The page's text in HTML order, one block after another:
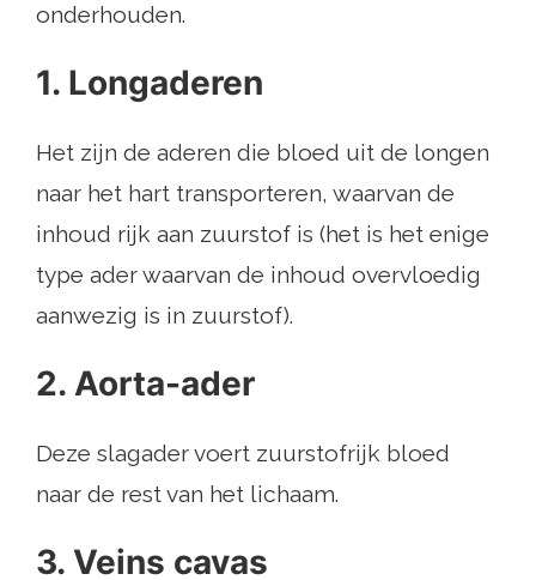
onderhouden.
1. Longaderen
Het zijn de aderen die bloed uit de longen
naar het hart transporteren, waarvan de
inhoud rijk aan zuurstof is (het is het enige
type ader waarvan de inhoud overvloedig
aanwezig is in zuurstof).
2. Aorta-ader
Deze slagader voert zuurstofrijk bloed
naar de rest van het lichaam.
3. Veins cavas